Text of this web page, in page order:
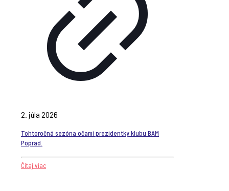
2. júla 2026
Tohtoročná sezóna očami prezidentky klubu BAM
Poprad.
Čítaj viac